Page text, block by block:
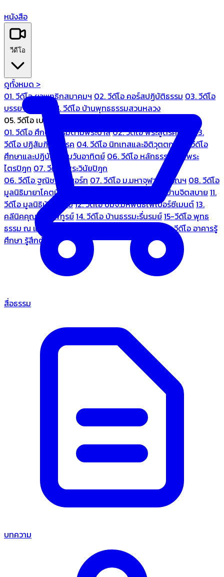
หนังสือ
วีดีโอ
ดูทั้งหมด >
01. วีดีโอ ยุวพุทธิกสมาคมฯ 02. วีดีโอ คอร์สปฏิบัติธรรม 03. วีดีโอ
บรรยายทั่วไป
04. วีดีโอ บ้านพุทธธรรมสวนหลวง
05. วีดีโอ เบนซ์ทองหล่อ
01. วีดีโอ ศึกษาธรรมตามพระบาลี02. วีดีโอ พระสูตรศึกษา
03.
วีดีโอ ปฏิสัมภิทามรรค 04. วีดีโอ นิทเทสและอิติวุตตกะ
05. วีดีโอ
ศึกษาและปฏิบัติธรรมวันอาทิตย์ 06. วีดีโอ หลักธรรมตามพระ
ไตรปิฎก 07. วีดีโอ พระวินัยปิฎก
06. วีดีโอ ฐณิชาฌ์รีสอร์ท 07. วีดีโอ ม.มหาจุฬาลงกรณฯ 08. วีดีโอ
มูลนิธิมายาโคตมี
10. วีดีโอ บ้านจิตสบาย 11.
วีดีโอ มูลนิธิบ้านอารีย์12. วีดีโอ บมจ.มหพันธ์ไฟเบอร์ซีเมนต์13.
คลีนิคคุณหมอไพทูรย์14. วีดีโอ บ้านธรรมะรื่นรมย์15-วีดีโอ พุทธ
ธรรม ณ แดนพุทธภูมิ
19. วีดีโอ อาคารรู้
ศึกษา รู้สึกตัว
สื่อธรรม
บทความ